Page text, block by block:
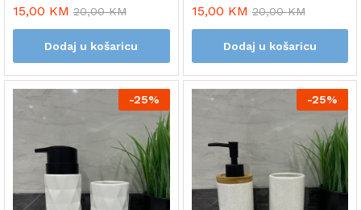
15,00 KM 20,00KM
Dodaj u košaricu
15,00 KM 20,00KM
Dodaj u košaricu
-25% -25%